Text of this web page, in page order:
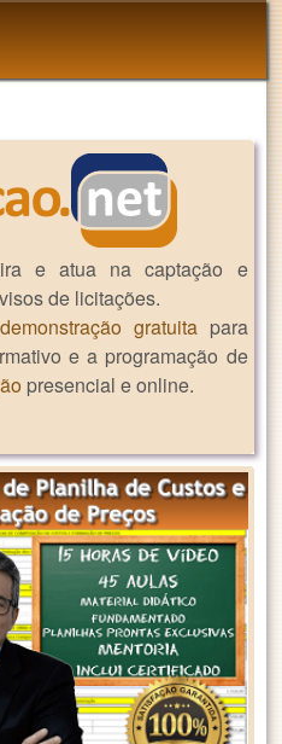
e atua na captação e
de licitações.
demonstração gratuitapara
e a programação de
presencial e online.